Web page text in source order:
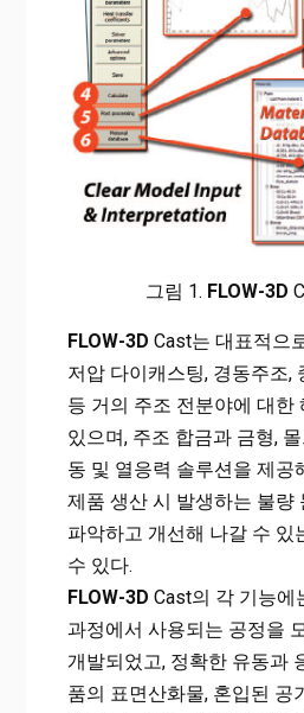
그림 1. FLOW-3D
FLOW-3D Cast는 대표적으
저압 다이캐스팅, 경동주조,
등 거의 주조 전분야에 대한
있으며, 주조 합금과 금형,
동 및 열응력 솔루션을 제공
제품 생산 시 발생하는 불량
파악하고 개선해 나갈 수 있
수 있다.
FLOW-3D Cast의 각 기능에
과정에서 사용되는 공정을
개발되었고, 정확한 유동과
품의 표면산화물, 혼입된 공